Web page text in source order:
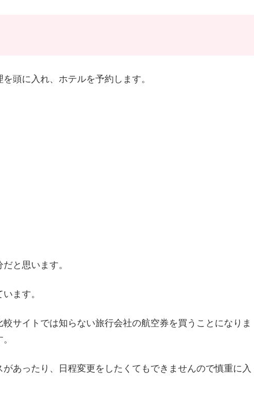
頭に入れ、ホテルを予約します。
と思います。
ます。
サイトでは知らない旅行会社の航空券を買うことになりま
あったり、日程変更をしたくてもできませんので慎重に入